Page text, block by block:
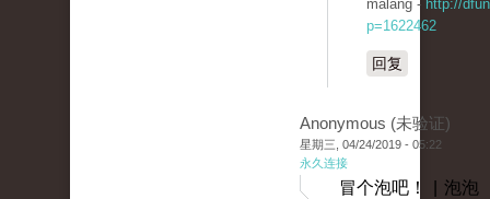
malang - http://
p=1622462
回复
Anonymous (未验证)
星期三, 04/24/2019 - 05:22
永久连接
冒个泡吧！ | 泡泡